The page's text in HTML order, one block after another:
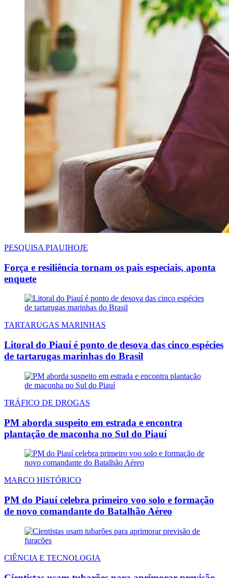
PESQUISA PIAUIHOJE
Força e resiliência tornam os pais especiais, aponta
enquete
TARTARUGAS MARINHAS
Litoral do Piauí é ponto de desova das cinco espécies
de tartarugas marinhas do Brasil
TRÁFICO DE DROGAS
PM aborda suspeito em estrada e encontra
plantação de maconha no Sul do Piauí
MARCO HISTÓRICO
PM do Piauí celebra primeiro voo solo e formação
de novo comandante do Batalhão Aéreo
CIÊNCIA E TECNOLOGIA